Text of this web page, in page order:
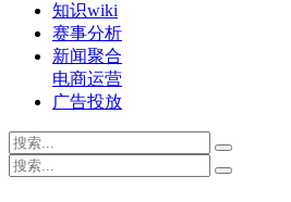
知识wiki
赛事分析
新闻聚合
电商运营
广告投放